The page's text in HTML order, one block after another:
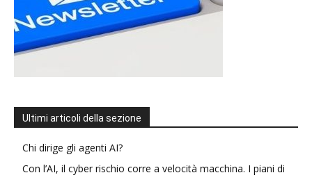
Ultimi articoli della sezione
Chi dirige gli agenti AI?
Con l’AI, il cyber rischio corre a velocità macchina. I piani di